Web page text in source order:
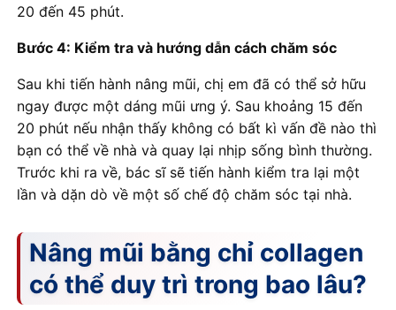
20 đến 45 phút.
Bước 4: Kiểm tra và hướng dẫn cách chăm sóc
Sau khi tiến hành nâng mũi, chị em đã có thể sở hữu
ngay được một dáng mũi ưng ý. Sau khoảng 15 đến
20 phút nếu nhận thấy không có bất kì vấn đề nào thì
bạn có thể về nhà và quay lại nhịp sống bình thường.
Trước khi ra về, bác sĩ sẽ tiến hành kiểm tra lại một
lần và dặn dò về một số chế độ chăm sóc tại nhà.
Nâng mũi bằng chỉ collagen
có thể duy trì trong bao lâu?